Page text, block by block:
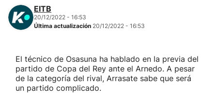
Carreras de montaña
Más deportes
"Helmuga"
EITB
20/12/2022 - 16:53
Última actualización 20/12/2022 - 16:53
El técnico de Osasuna ha hablado en la previa del
partido de Copa del Rey ante el Arnedo. A pesar
de la categoría del rival, Arrasate sabe que será
un partido complicado.